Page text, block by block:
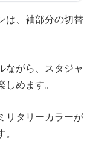
は、袖部分の切替
ながら、スタジャ
めます。
リタリーカラーが